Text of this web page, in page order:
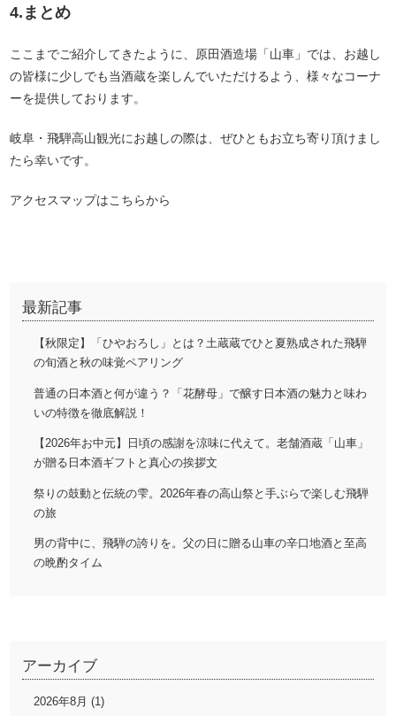
4.まとめ
ここまでご紹介してきたように、原田酒造場「山車」では、お越し
の皆様に少しでも当酒蔵を楽しんでいただけるよう、様々なコーナ
ーを提供しております。
岐阜・飛騨高山観光にお越しの際は、ぜひともお立ち寄り頂けまし
たら幸いです。
アクセスマップはこちらから
最新記事
【秋限定】「ひやおろし」とは？土蔵蔵でひと夏熟成された飛騨
の旬酒と秋の味覚ペアリング
普通の日本酒と何が違う？「花酵母」で醸す日本酒の魅力と味わ
いの特徴を徹底解説！
【2026年お中元】日頃の感謝を涼味に代えて。老舗酒蔵「山車」
が贈る日本酒ギフトと真心の挨拶文
祭りの鼓動と伝統の雫。2026年春の高山祭と手ぶらで楽しむ飛騨
の旅
男の背中に、飛騨の誇りを。父の日に贈る山車の辛口地酒と至高
の晩酌タイム
アーカイブ
2026年8月 (1)